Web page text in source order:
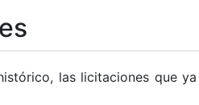
las licitaciones que